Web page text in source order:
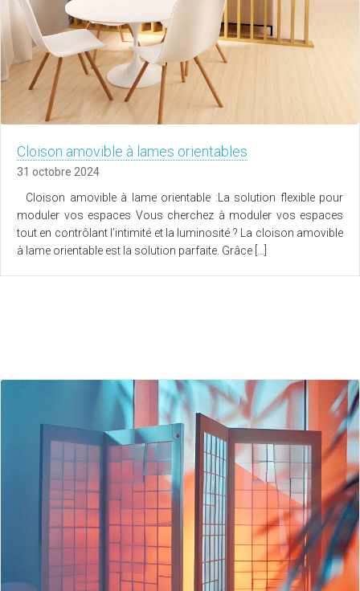
Cloison amovible à lames orientables
31 octobre 2024
Cloison amovible à lame orientable :La solution flexible pour
moduler vos espaces Vous cherchez à moduler vos espaces
tout en contrôlant l’intimité et la luminosité ? La cloison amovible
à lame orientable est la solution parfaite. Grâce […]